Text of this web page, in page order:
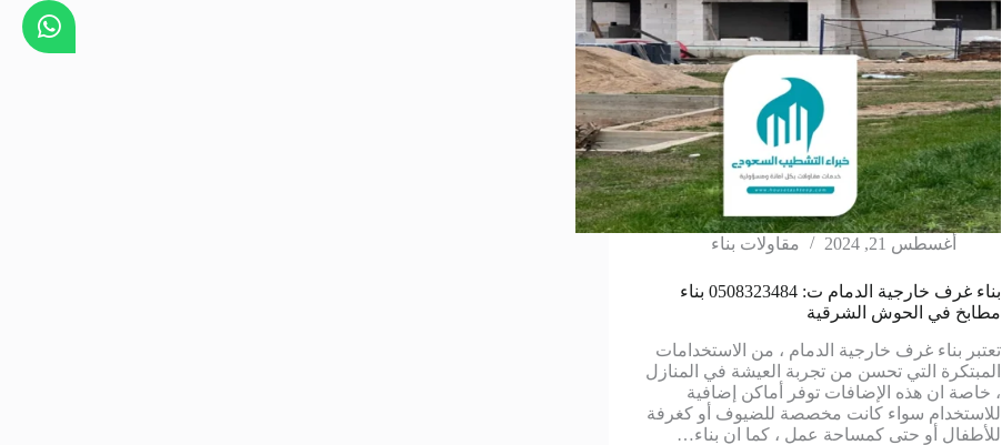
أغسطس 21, 2024 مقاولات بناء
بناء غرف خارجية الدمام ت: 0508323484 بناء
مطابخ في الحوش الشرقية
تعتبر بناء غرف خارجية الدمام ، من الاستخدامات
المبتكرة التي تحسن من تجربة العيشة في المنازل
، خاصة ان هذه الإضافات توفر أماكن إضافية
للاستخدام سواء كانت مخصصة للضيوف أو كغرفة
للأطفال أو حتى كمساحة عمل ، كما ان بناء…